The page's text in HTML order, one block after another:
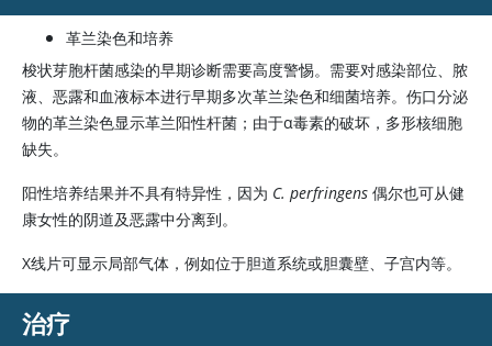
革兰染色和培养
梭状芽胞杆菌感染的早期诊断需要高度警惕。需要对感染部位、脓
液、恶露和血液标本进行早期多次革兰染色和细菌培养。伤口分泌
物的革兰染色显示革兰阳性杆菌；由于α毒素的破坏，多形核细胞
缺失。
阳性培养结果并不具有特异性，因为 C. perfringens 偶尔也可从健
康女性的阴道及恶露中分离到。
X线片可显示局部气体，例如位于胆道系统或胆囊壁、子宫内等。
治疗